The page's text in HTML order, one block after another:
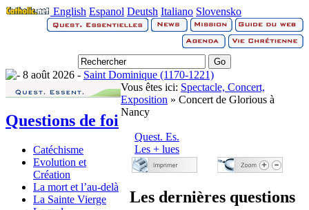
English Espanol Deutsh Italiano Slovensko
8 août 2026 - Saint Dominique (1170-1221)
Questions de foi
Catéchisme
Evolution et
Création
La mort et l’au-delà
La Sainte Vierge
Vous êtes ici: Spectacle, Concert,
Exposition » Concert de Glorious à
Nancy
Quest. Es.
Les + lues
Les dernières questions